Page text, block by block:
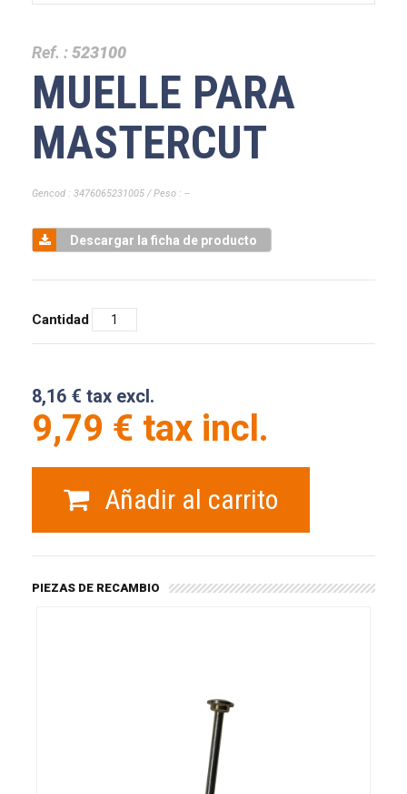
Ref. :523100
MUELLE PARA
MASTERCUT
Gencod : 3476065231005 / Peso : --
Descargar la ficha de producto
Cantidad
8,16 € tax excl.
9,79 € tax incl.
Añadir al carrito
PIEZAS DE RECAMBIO